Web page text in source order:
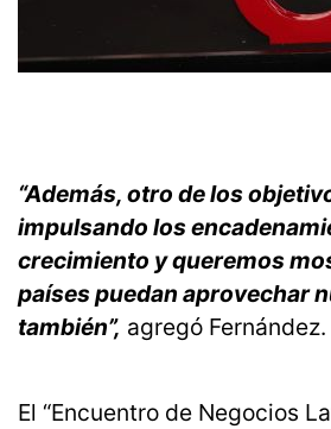
“Además, otro de los
impulsando los
crecimiento y queremos
países puedan aprovechar
también”, agregó Fernández.
El “Encuentro de Negocios